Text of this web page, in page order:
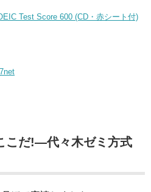
Test Score 600 (CD・赤シート付)
7net
こだ!―代々木ゼミ方式